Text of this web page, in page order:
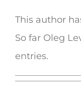
This author
So far Oleg
entries.